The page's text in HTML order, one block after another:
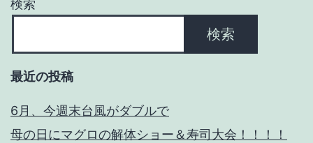
以
上
ら
検索
検索
最近の投稿
6月、今週末台風がダブルで
母の日にマグロの解体ショー＆寿司大会！！！！